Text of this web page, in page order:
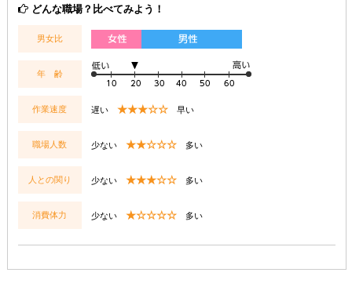
どんな職場？比べてみよう！
男女比
年 齢
作業速度 遅い ★★★☆☆早い
職場人数 少ない ★★☆☆☆多い
人との関り 少ない ★★★☆☆多い
消費体力 少ない ★☆☆☆☆多い